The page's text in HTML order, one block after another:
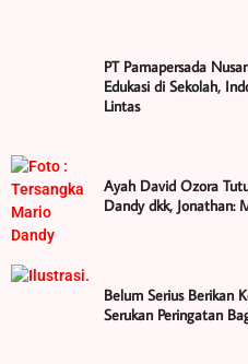
PT Pamapersada
Edukasi di Sekolah,
Lintas
Ayah David Ozora
Dandy dkk, Jonathan:
Belum Serius Berikan
Serukan Peringatan